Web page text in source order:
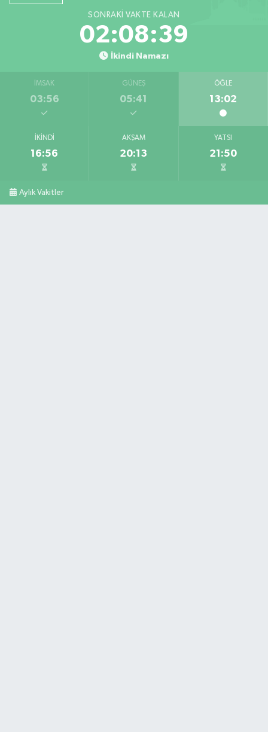
SONRAKI VAKTE KALAN
02:08:38
İkindi Namazı
İMSAK
03:56
GÜNEŞ
05:41
ÖĞLE
13:02
İKINDI
16:56
AKŞAM
20:13
YATSI
21:50
Aylık Vakitler